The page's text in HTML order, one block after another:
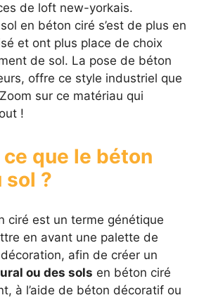
de loft new-yorkais.
en béton ciré s’est de plus en
et ont plus place de choix
de sol. La pose de béton
offre ce style industriel que
sur ce matériau qui
!
ce que le béton
sol ?
ciré est un terme génétique
en avant une palette de
afin de créer un
ou des sols en béton ciré
à l’aide de béton décoratif ou